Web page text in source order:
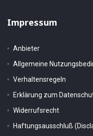
Impressum
Anbieter
Allgemeine
Verhaltensregeln
Erklärung zum
Widerrufsrecht
Haftungsausschluß